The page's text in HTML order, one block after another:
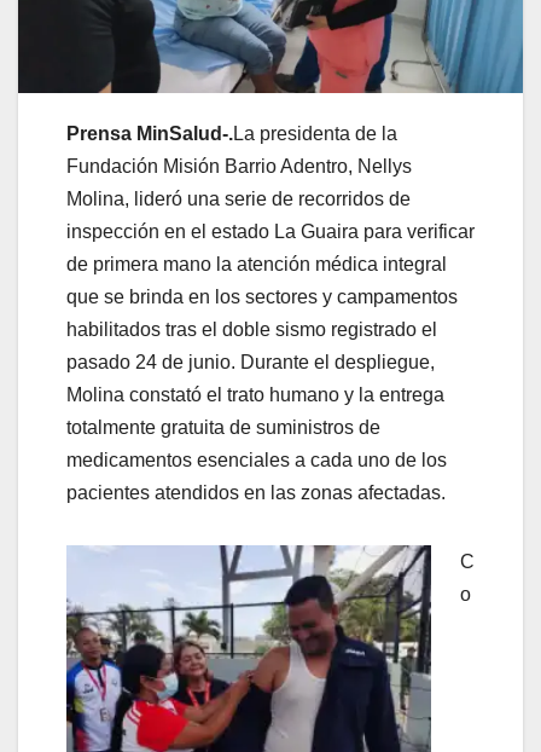
Prensa MinSalud-.La presidenta de la
Fundación Misión Barrio Adentro, Nellys
Molina, lideró una serie de recorridos de
inspección en el estado La Guaira para verificar
de primera mano la atención médica integral
que se brinda en los sectores y campamentos
habilitados tras el doble sismo registrado el
pasado 24 de junio. Durante el despliegue,
Molina constató el trato humano y la entrega
totalmente gratuita de suministros de
medicamentos esenciales a cada uno de los
pacientes atendidos en las zonas afectadas.
C
o